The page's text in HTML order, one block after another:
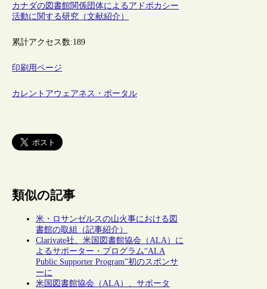
カナダの図書館関係団体によるアドボカシー
活動に関する研究（文献紹介）
累計アクセス数:189
印刷用ページ
カレントアウェアネス・ポータル
類似の記事
米・ロサンゼルスの山火事における図
書館の取組（記事紹介）
Clarivate社、米国図書館協会（ALA）に
よるサポーター・プログラム“ALA
Public Supporter Program”初のスポンサ
ーに
米国図書館協会（ALA）、サポータ